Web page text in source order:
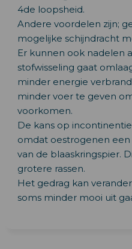
4de loopsheid.
Andere voordelen zijn;
mogelijke schijndracht
Er kunnen ook nadelen
stofwisseling gaat
minder energie
minder voer te geven
voorkomen.
De kans op
omdat oestrogenen
van de blaaskringspier.
grotere rassen.
Het gedrag kan
soms minder mooi uit